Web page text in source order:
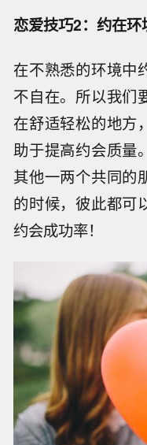
恋爱技巧2：约在
在不熟悉的环境中
不自在。所以我们
在舒适轻松的地方
助于提高约会质量
其他一两个共同的
的时候，彼此都可
约会成功率！